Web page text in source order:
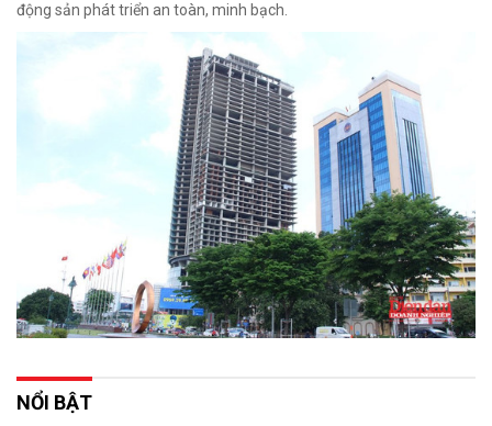
động sản phát triển an toàn, minh bạch.
NỔI BẬT